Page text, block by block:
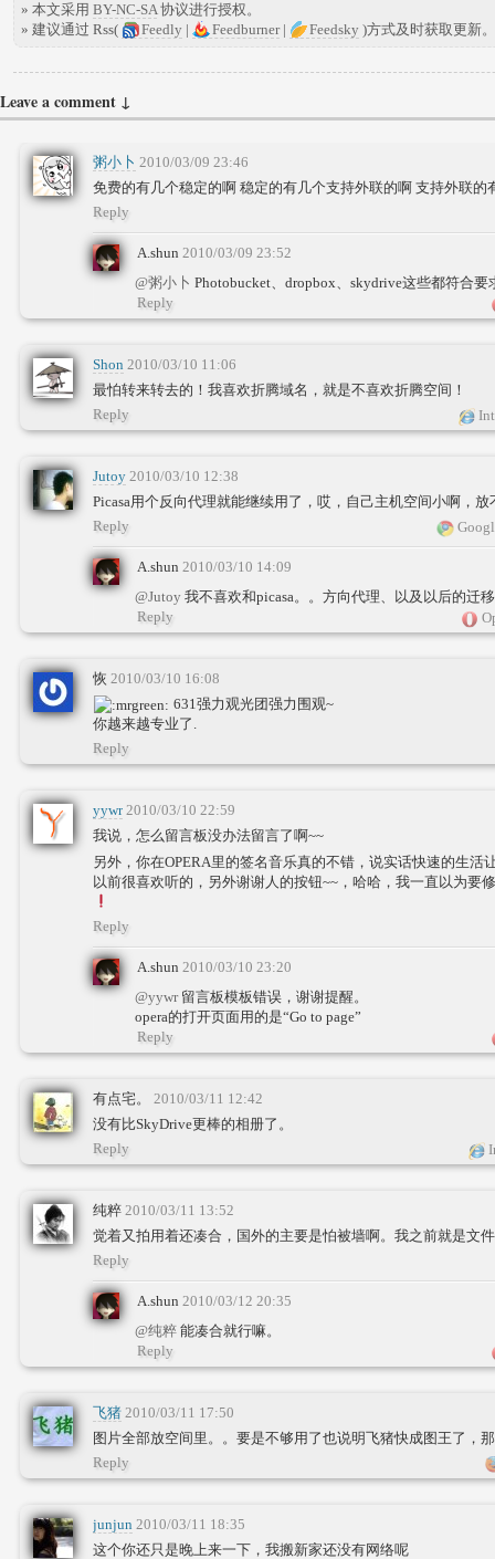
» 本文采用 BY-NC-SA协议进行授权。
» 建议通过 Rss(
Feedly | Feedburner| Feedsky )方式及时获取更新。
Leave a comment ↓
粥小卜 2010/03/09 23:46
免费的有几个稳定的啊 稳定的有几个支持外联的啊 支持外联的
Reply
A.shun 2010/03/09 23:52
@粥小卜 Photobucket、dropbox、skydrive这些都符合
Reply
Shon 2010/03/10 11:06
最怕转来转去的！我喜欢折腾域名，就是不喜欢折腾空间！
Reply
Jutoy 2010/03/10 12:38
Picasa用个反向代理就能继续用了，哎，自己主机空间小啊，
Reply
A.shun 2010/03/10 14:09
@Jutoy 我不喜欢和picasa。。方向代理、以及以后的迁
Reply
恢 2010/03/10 16:08
631强力观光团强力围观~
你越来越专业了.
Reply
yywr 2010/03/10 22:59
我说，怎么留言板没办法留言了啊~~
另外，你在OPERA里的签名音乐真的不错，说实话快速的生活
以前很喜欢听的，另外谢谢人的按钮~~，哈哈，我一直以为要
Reply
A.shun 2010/03/10 23:20
@yywr 留言板模板错误，谢谢提醒。
opera的打开页面用的是“Go to page”
Reply
有点宅。
2010/03/11 12:42
没有比SkyDrive更棒的相册了。
Reply
纯粹 2010/03/11 13:52
觉着又拍用着还凑合，国外的主要是怕被墙啊。我之前就是文
Reply
A.shun 2010/03/12 20:35
@纯粹 能凑合就行嘛。
Reply
飞猪 2010/03/11 17:50
图片全部放空间里。。要是不够用了也说明飞猪快成图王了，
Reply
junjun 2010/03/11 18:35
这个你还只是晚上来一下，我搬新家还没有网络呢